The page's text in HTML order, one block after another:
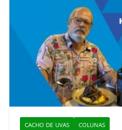
CACHO DE UVAS COLUNAS